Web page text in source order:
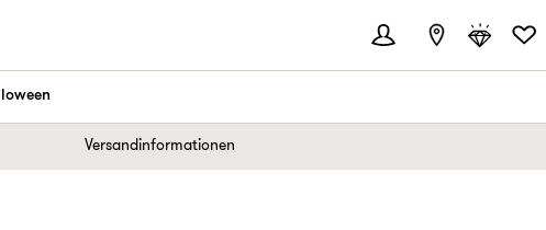
Versandinformationen